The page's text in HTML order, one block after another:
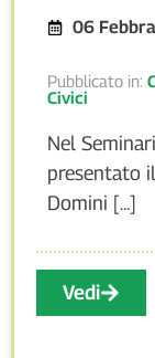
06
Pubblicato in:
Civici
Nel
presentato
Domini [...]
Vedi